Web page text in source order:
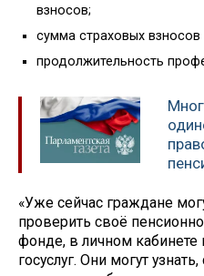
взносов;
сумма страховых
продолжительность
«Уже сейчас граждане
проверить своё
фонде, в личном кабинете
госуслуг. Они могут